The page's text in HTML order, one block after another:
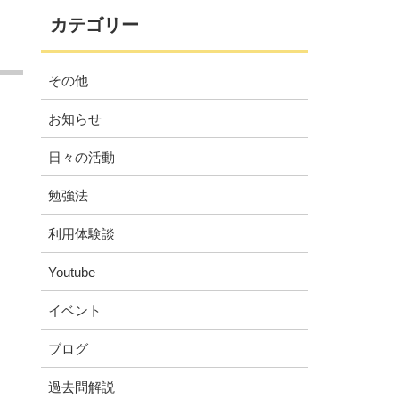
カテゴリー
その他
お知らせ
日々の活動
勉強法
利用体験談
Youtube
イベント
ブログ
過去問解説